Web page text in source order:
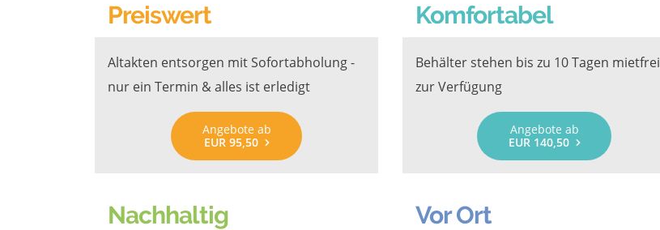
Preiswert
Altakten entsorgen mit Sofortabholung -
nur ein Termin & alles ist erledigt
Angebote ab
EUR 95,50
Komfortabel
Behälter stehen bis zu 10 Tagen mietfrei
zur Verfügung
Angebote ab
EUR 140,50
Nachhaltig Vor Ort